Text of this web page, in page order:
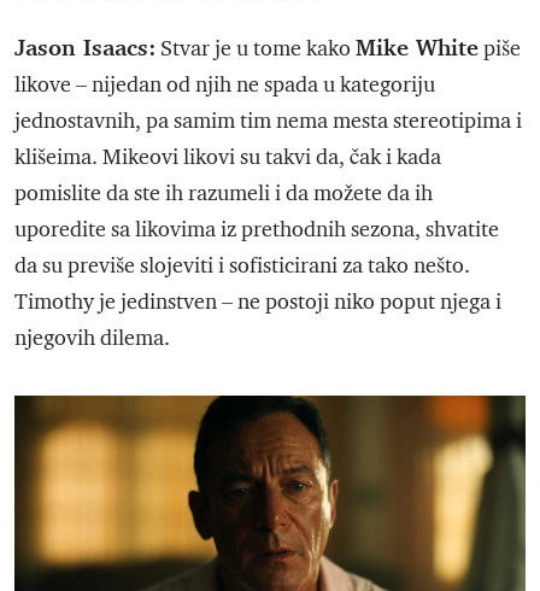
Jason Isaacs: Stvar je u tome kako Mike Whitepiše
likove – nijedan od njih ne spada u kategoriju
jednostavnih, pa samim tim nema mesta stereotipima i
klišeima. Mikeovi likovi su takvi da, čak i kada
pomislite da ste ih razumeli i da možete da ih
uporedite sa likovima iz prethodnih sezona, shvatite
da su previše slojeviti i sofisticirani za tako nešto.
Timothy je jedinstven – ne postoji niko poput njega i
njegovih dilema.